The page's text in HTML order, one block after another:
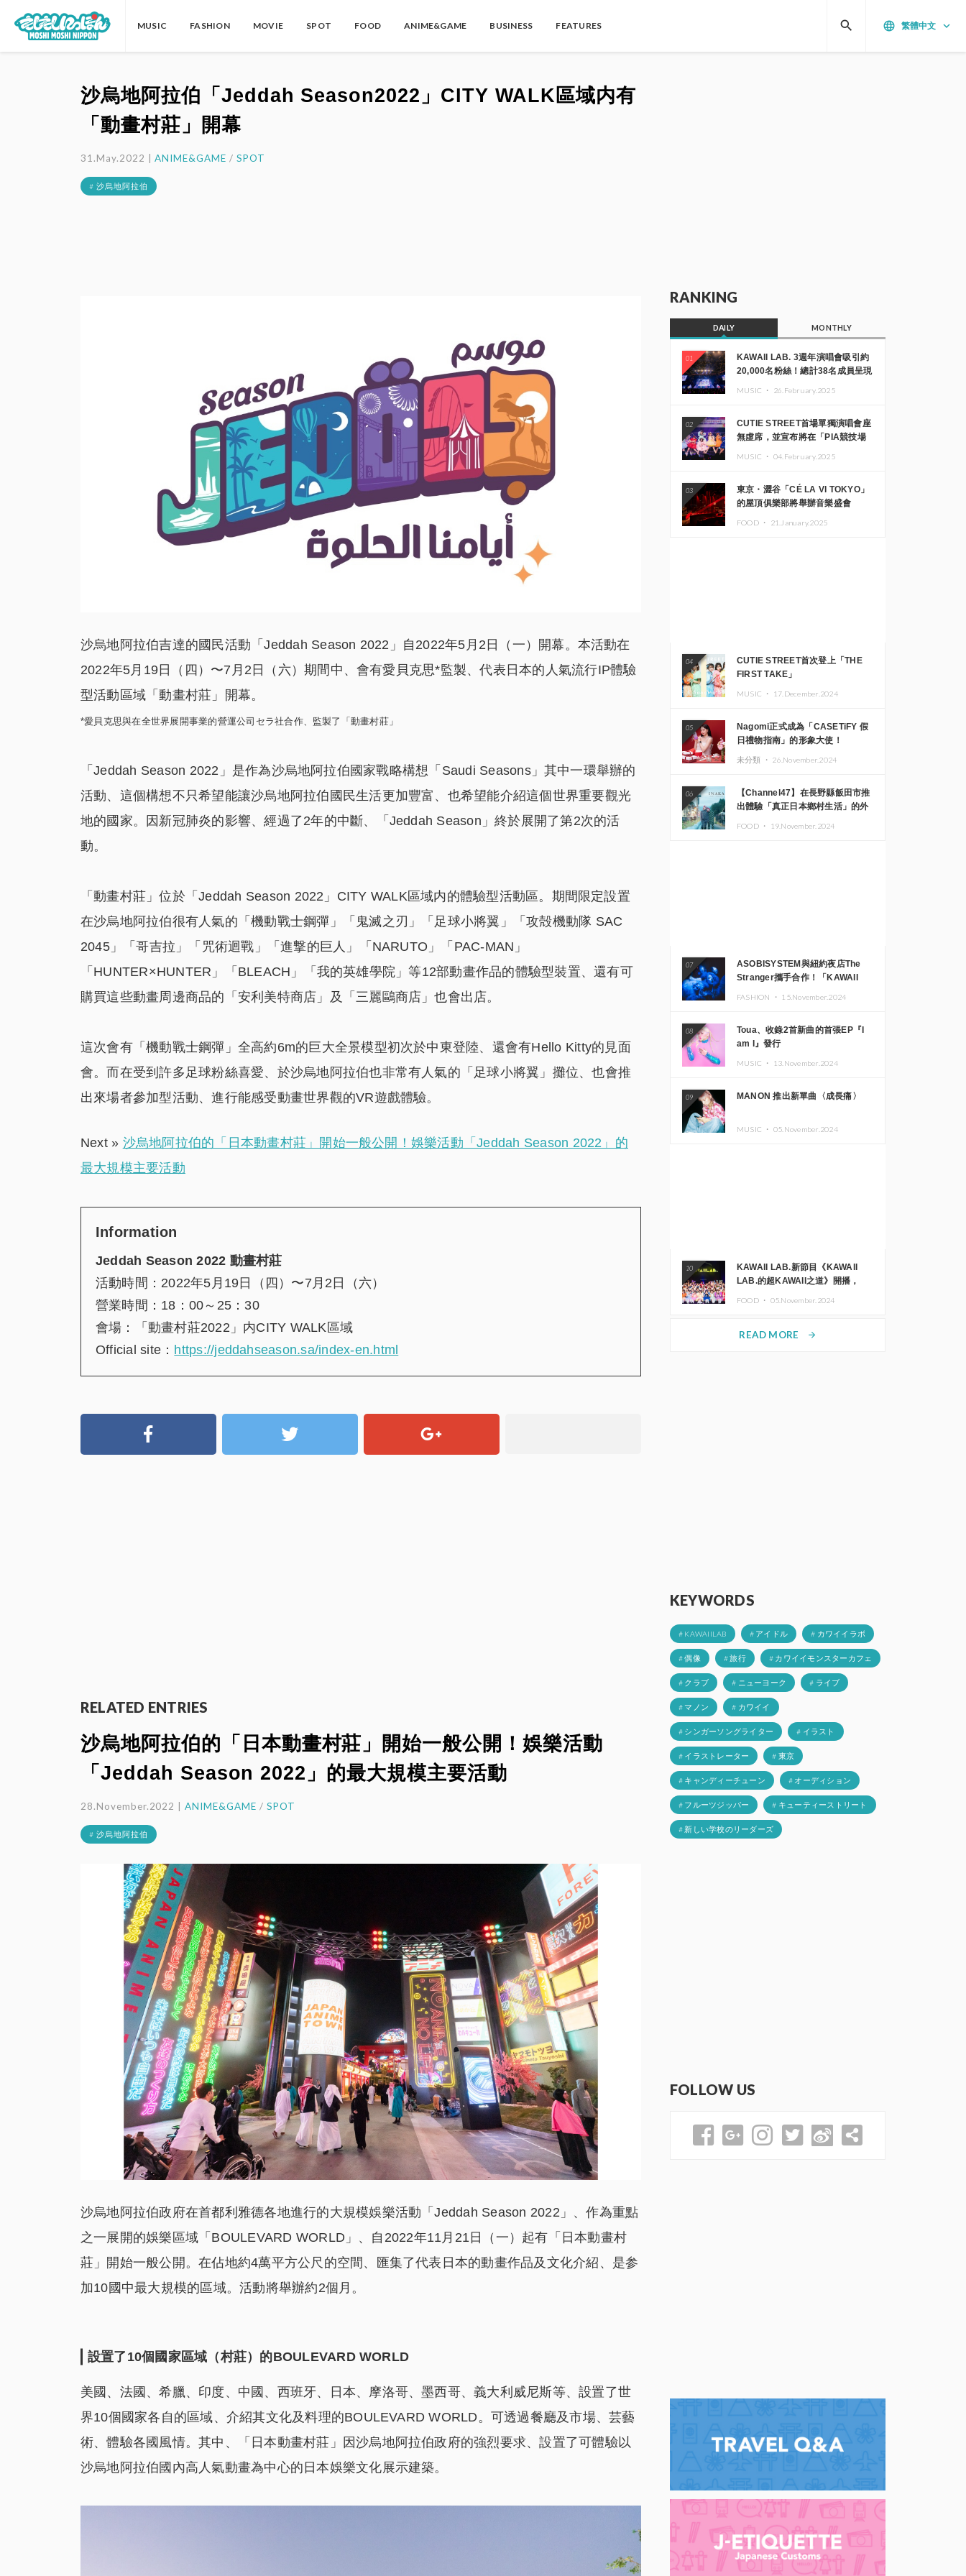
MUSIC FASHION MOVIE SPOT FOOD ANIME&GAME BUSINESS FEATURES language 繁體中文 keyboard_arrow_down
search
沙烏地阿拉伯「Jeddah Season2022」CITY WALK區域内有
「動畫村莊」開幕
31.May.2022 |ANIME&GAME / SPOT
# 沙烏地阿拉伯
沙烏地阿拉伯吉達的國民活動「Jeddah Season 2022」自2022年5月2日（一）開幕。本活動在
2022年5月19日（四）〜7月2日（六）期間中、會有愛貝克思*監製、代表日本的人氣流行IP體驗
型活動區域「動畫村莊」開幕。
*愛貝克思與在全世界展開事業的營運公司セラ社合作、監製了「動畫村莊」
「Jeddah Season 2022」是作為沙烏地阿拉伯國家戰略構想「Saudi Seasons」其中一環舉辦的
活動、這個構想不只希望能讓沙烏地阿拉伯國民生活更加豐富、也希望能介紹這個世界重要觀光
地的國家。因新冠肺炎的影響、經過了2年的中斷、「Jeddah Season」終於展開了第2次的活
動。
「動畫村莊」位於「Jeddah Season 2022」CITY WALK區域内的體驗型活動區。期間限定設置
在沙烏地阿拉伯很有人氣的「機動戰士鋼彈」「鬼滅之刃」「足球小將翼」「攻殻機動隊 SAC
2045」「哥吉拉」「咒術迴戰」「進撃的巨人」「NARUTO」「PAC-MAN」
「HUNTER×HUNTER」「BLEACH」「我的英雄學院」等12部動畫作品的體驗型裝置、還有可
購買這些動畫周邊商品的「安利美特商店」及「三麗鷗商店」也會出店。
這次會有「機動戰士鋼彈」全高約6m的巨大全景模型初次於中東登陸、還會有Hello Kitty的見面
會。而在受到許多足球粉絲喜愛、於沙烏地阿拉伯也非常有人氣的「足球小將翼」攤位、也會推
出來場者參加型活動、進行能感受動畫世界觀的VR遊戲體驗。
Next » 沙烏地阿拉伯的「日本動畫村莊」開始一般公開！娛樂活動「Jeddah Season 2022」的
最大規模主要活動
Information
Jeddah Season 2022 動畫村莊
活動時間：2022年5月19日（四）〜7月2日（六）
營業時間：18：00～25：30
會場：「動畫村莊2022」内CITY WALK區域
Official site： https://jeddahseason.sa/index-en.html
RELATED ENTRIES
沙烏地阿拉伯的「日本動畫村莊」開始一般公開！娛樂活動
「Jeddah Season 2022」的最大規模主要活動
28.November.2022 |ANIME&GAME / SPOT
# 沙烏地阿拉伯
沙烏地阿拉伯政府在首都利雅德各地進行的大規模娛樂活動「Jeddah Season 2022」、作為重點
之一展開的娛樂區域「BOULEVARD WORLD」、自2022年11月21日（一）起有「日本動畫村
莊」開始一般公開。在佔地約4萬平方公尺的空間、匯集了代表日本的動畫作品及文化介紹、是参
加10國中最大規模的區域。活動將舉辦約2個月。
設置了10個國家區域（村莊）的BOULEVARD WORLD
美國、法國、希臘、印度、中國、西班牙、日本、摩洛哥、墨西哥、義大利威尼斯等、設置了世
界10個國家各自的區域、介紹其文化及料理的BOULEVARD WORLD。可透過餐廳及市場、芸藝
術、體驗各國風情。其中、「日本動畫村莊」因沙烏地阿拉伯政府的強烈要求、設置了可體驗以
沙烏地阿拉伯國內高人氣動畫為中心的日本娛樂文化展示建築。
RANKING
DAILY MONTHLY
01
KAWAII LAB. 3週年演唱會吸引約
20,000名粉絲！總計38名成員呈現
MUSIC ・ 26.February.2025
02
CUTIE STREET首場單獨演唱會座
無虛席，並宣布將在「PIA競技場
MUSIC ・ 04.February.2025
03
東京・澀谷「CÉ LA VI TOKYO」
的屋頂俱樂部將舉辦音樂盛會
FOOD ・ 21.January.2025
04
CUTIE STREET首次登上「THE
FIRST TAKE」
MUSIC ・ 17.December.2024
05
Nagomi正式成為「CASETiFY 假
日禮物指南」的形象大使！
未分類 ・ 26.November.2024
06
【Channel47】在長野縣飯田市推
出體驗「真正日本鄉村生活」的外
FOOD ・ 19.November.2024
07
ASOBISYSTEM與紐約夜店The
Stranger攜手合作！「KAWAII
FASHION ・ 15.November.2024
08
Toua、收錄2首新曲的首張EP『I
am I』發行
MUSIC ・ 13.November.2024
09 MANON 推出新單曲〈成長痛〉
MUSIC ・ 05.November.2024
10
KAWAII LAB.新節目《KAWAII
LAB.的超KAWAII之道》開播，
FOOD ・ 05.November.2024
READ MORE arrow_forward
KEYWORDS
# KAWAIILAB # アイドル # カワイイラボ
# 偶像 # 旅行 # カワイイモンスターカフェ
# クラブ # ニューヨーク # ライブ
# マノン # カワイイ
# シンガーソングライター # イラスト
# イラストレーター # 東京
# キャンディーチューン # オーディション
# フルーツジッパー # キューティーストリート
# 新しい学校のリーダーズ
FOLLOW US